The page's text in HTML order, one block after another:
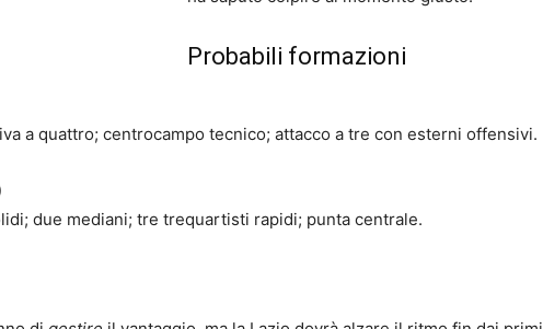
Probabili formazioni
a quattro; centrocampo tecnico; attacco a tre con esterni offensivi.
due mediani; tre trequartisti rapidi; punta centrale.